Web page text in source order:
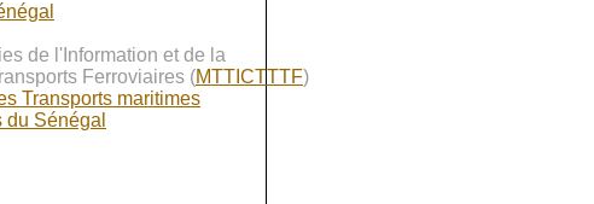
de l'Information et de la
Ferroviaires (MTTICTTTF)
Transports maritimes
Sénégal